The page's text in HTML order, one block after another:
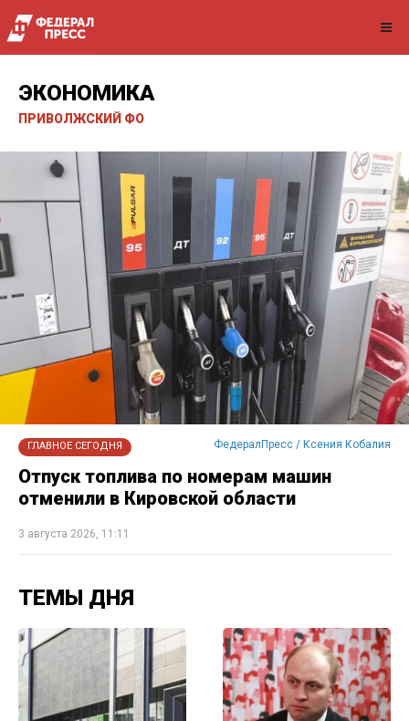
ЭКОНОМИКА
ПРИВОЛЖСКИЙ ФО
ГЛАВНОЕ СЕГОДНЯ ФедералПресс / Ксения Кобалия
Отпуск топлива по номерам машин
отменили в Кировской области
3 августа 2026, 11:11
ТЕМЫ ДНЯ